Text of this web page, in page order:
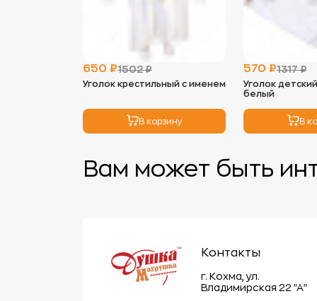
650 ₽1502 ₽
Уголок крестильный с именем
В корзину
570 ₽1317 ₽
Уголок
белый
В
Вам может быть
Контакты
г. Кохма, ул.
Владимирская 22 "А"